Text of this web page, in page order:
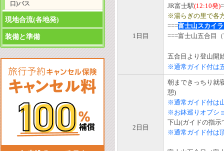
口)バス
現地合流(各地発)
装備と準備 1日目
JR富士駅(12:10発)
※湯らぎの里で各
===富士山スカイ
===富士山五合目
五合目より登山開
※通常ガイド付は
2日目
朝まできっちり就
憩)
※通常ガイド付は
※お鉢巡りオプシ
下山(ガイドの指
※通常ガイド付は